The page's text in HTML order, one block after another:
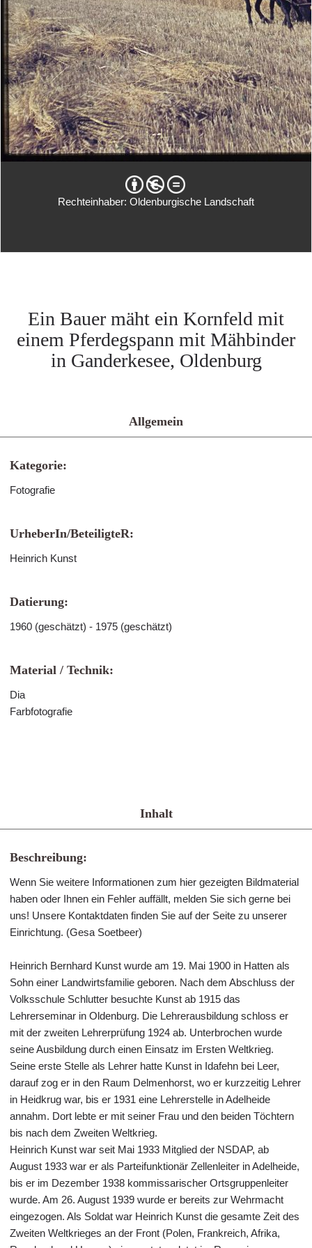
Rechteinhaber: Oldenburgische Landschaft
Ein Bauer mäht ein Kornfeld mit
einem Pferdegspann mit Mähbinder
in Ganderkesee, Oldenburg
Allgemein
Kategorie:
Fotografie
UrheberIn/BeteiligteR:
Heinrich Kunst
Datierung:
1960 (geschätzt) - 1975 (geschätzt)
Material / Technik:
Dia
Farbfotografie
Inhalt
Beschreibung:
Wenn Sie weitere Informationen zum hier gezeigten Bildmaterial
haben oder Ihnen ein Fehler auffällt, melden Sie sich gerne bei
uns! Unsere Kontaktdaten finden Sie auf der Seite zu unserer
Einrichtung. (Gesa Soetbeer)
Heinrich Bernhard Kunst wurde am 19. Mai 1900 in Hatten als
Sohn einer Landwirtsfamilie geboren. Nach dem Abschluss der
Volksschule Schlutter besuchte Kunst ab 1915 das
Lehrerseminar in Oldenburg. Die Lehrerausbildung schloss er
mit der zweiten Lehrerprüfung 1924 ab. Unterbrochen wurde
seine Ausbildung durch einen Einsatz im Ersten Weltkrieg.
Seine erste Stelle als Lehrer hatte Kunst in Idafehn bei Leer,
darauf zog er in den Raum Delmenhorst, wo er kurzzeitig Lehrer
in Heidkrug war, bis er 1931 eine Lehrerstelle in Adelheide
annahm. Dort lebte er mit seiner Frau und den beiden Töchtern
bis nach dem Zweiten Weltkrieg.
Heinrich Kunst war seit Mai 1933 Mitglied der NSDAP, ab
August 1933 war er als Parteifunktionär Zellenleiter in Adelheide,
bis er im Dezember 1938 kommissarischer Ortsgruppenleiter
wurde. Am 26. August 1939 wurde er bereits zur Wehrmacht
eingezogen. Als Soldat war Heinrich Kunst die gesamte Zeit des
Zweiten Weltkrieges an der Front (Polen, Frankreich, Afrika,